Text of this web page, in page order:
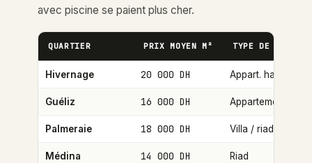
avec piscine se paient plus cher.
QUARTIER PRIX MOYEN M² TYPE DE BIEN
Hivernage 20 000 DH Appart. haut de
Guéliz 16 000 DH Appartement /
Palmeraie 18 000 DH Villa / riad
Médina 14 000 DH Riad